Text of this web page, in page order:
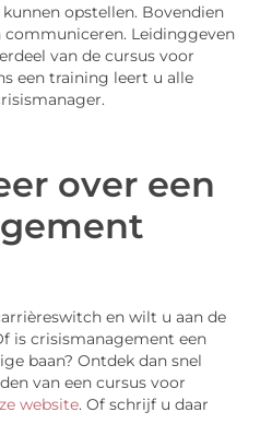
opstellen. Bovendien
Leidinggeven
van de cursus voor
een training leert u alle
over een
en wilt u aan de
is crisismanagement een
baan? Ontdek dan snel
van een cursus voor
website. Of schrijf u daar